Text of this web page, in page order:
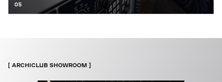
05
ARCHICLUB SHOWROOM